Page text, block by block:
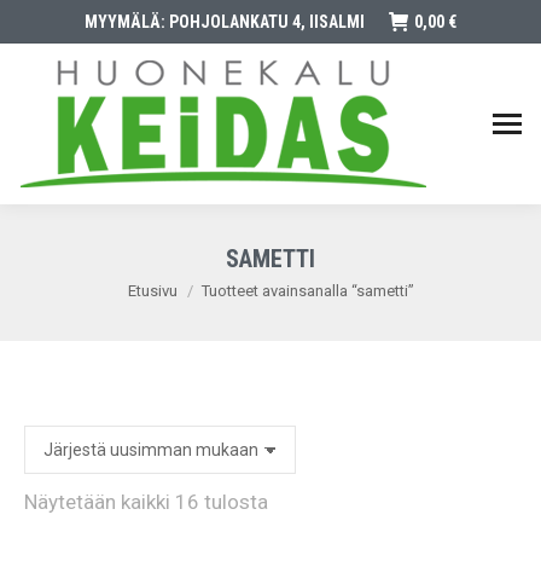
MYYMÄLÄ: POHJOLANKATU 4, IISALMI 0,00 €
SAMETTI
You are here:
Etusivu Tuotteet avainsanalla “sametti”
Näytetään kaikki 16 tulosta